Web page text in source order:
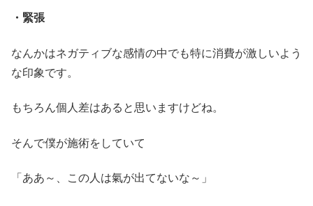
・緊張
なんかはネガティブな感情の中でも特に消費が激しいよう
な印象です。
もちろん個人差はあると思いますけどね。
そんで僕が施術をしていて
「ああ～、この人は氣が出てないな～」